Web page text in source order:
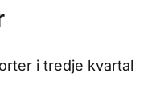
i tredje kvartal